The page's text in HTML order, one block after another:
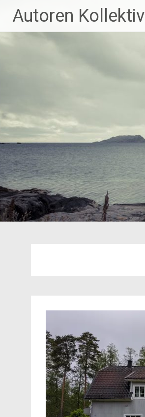
Inhalt
springen
Autoren Kollektiv